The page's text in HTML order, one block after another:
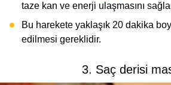
taze kan ve enerji ulaşmasını
Bu harekete yaklaşık 20 dakika
edilmesi gereklidir.
3. Saç derisi